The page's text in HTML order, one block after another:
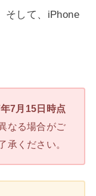
そして、iPhone
7月15日時点
なる場合がご
承ください。